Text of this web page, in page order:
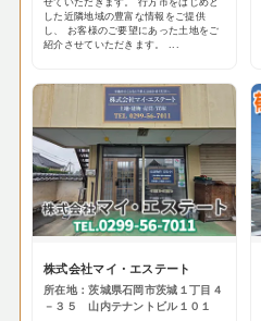
した近隣地域の豊富な情報をご提供
し、 お客様のご要望にあった土地をご
紹介させていただきます。 ...
株式会社マイ・エステート
所在地：茨城県石岡市茨城１丁目４
－３５ 山内テナントビル１０１